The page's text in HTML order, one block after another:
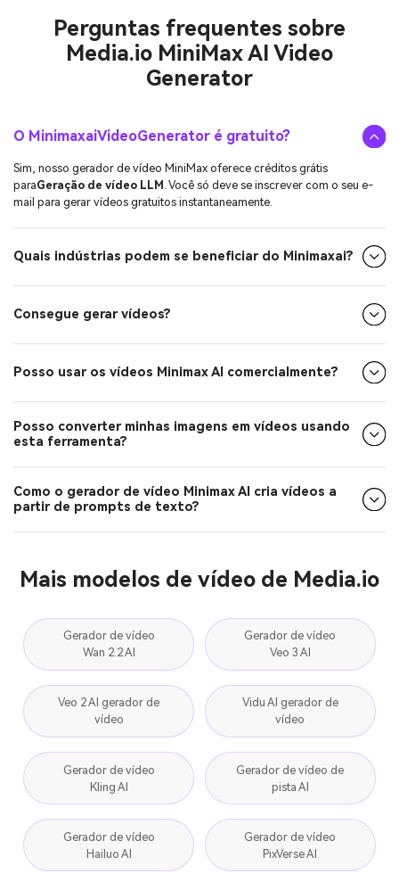
Perguntas frequentes sobre
Media.io MiniMax AI Video
Generator
O MinimaxaiVideoGenerator é gratuito?
Sim, nosso gerador de vídeo MiniMax oferece créditos grátis
paraGeração de vídeo LLM . Você só deve se inscrever com o seu e-
mail para gerar vídeos gratuitos instantaneamente.
Quais indústrias podem se beneficiar do Minimaxai?
Consegue gerar vídeos?
Posso usar os vídeos Minimax AI comercialmente?
Posso converter minhas imagens em vídeos usando
esta ferramenta?
Como o gerador de vídeo Minimax AI cria vídeos a
partir de prompts de texto?
Mais modelos de vídeo de Media.io
Gerador de vídeo
Wan 2.2 AI
Gerador de vídeo
Veo 3 AI
Veo 2 AI gerador de
vídeo
Vidu AI gerador de
vídeo
Gerador de vídeo
Kling AI
Gerador de vídeo de
pista AI
Gerador de vídeo
Hailuo AI
Gerador de vídeo
PixVerse AI